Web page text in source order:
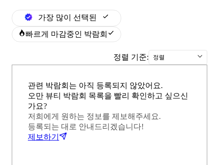
가장 많이 선택된
빠르게 마감중인 박람회
정렬 기준: 정렬
관련 박람회는 아직 등록되지 않았어요.
오만 뷰티 박람회 목록을 빨리 확인하고 싶으신
가요?
저희에게 원하는 정보를 제보해주세요.
등록되는 대로 안내드리겠습니다!
제보하기